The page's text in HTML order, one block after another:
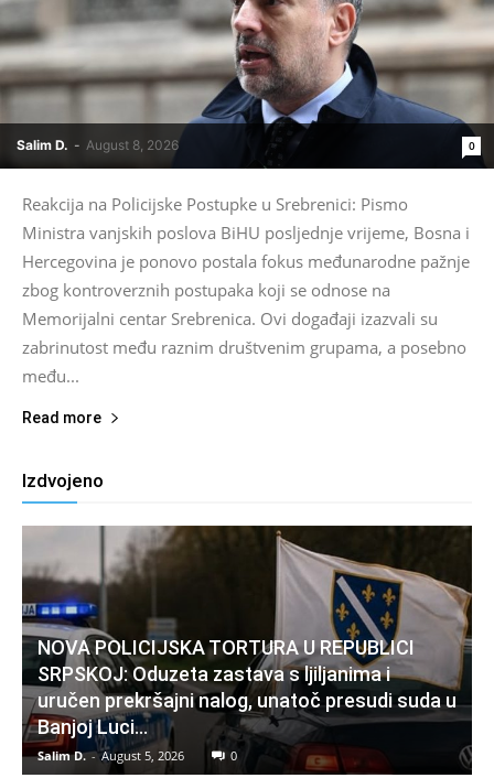
Salim D. - August 8, 2026 0
Reakcija na Policijske Postupke u Srebrenici: Pismo
Ministra vanjskih poslova BiHU posljednje vrijeme, Bosna i
Hercegovina je ponovo postala fokus međunarodne pažnje
zbog kontroverznih postupaka koji se odnose na
Memorijalni centar Srebrenica. Ovi događaji izazvali su
zabrinutost među raznim društvenim grupama, a posebno
među...
Read more
Izdvojeno
NOVA POLICIJSKA TORTURA U REPUBLICI
SRPSKOJ: Oduzeta zastava s ljiljanima i
uručen prekršajni nalog, unatoč presudi suda u
Banjoj Luci…
Salim D. - August 5, 2026 0